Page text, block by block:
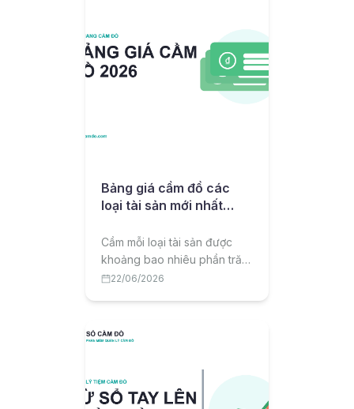
Bảng giá cầm đồ các
loại tài sản mới nhất
Cầm mỗi loại tài sản được
khoảng bao nhiêu phần trăm
giá trị? Bài viết tổng hợp
và lưu ý để cầm được giá tốt.
22/06/2026